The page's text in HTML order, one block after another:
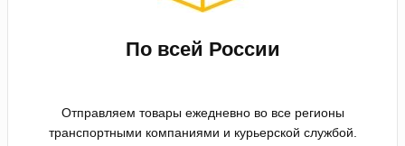
По всей России
Отправляем товары ежедневно во все регионы
транспортными компаниями и курьерской службой.